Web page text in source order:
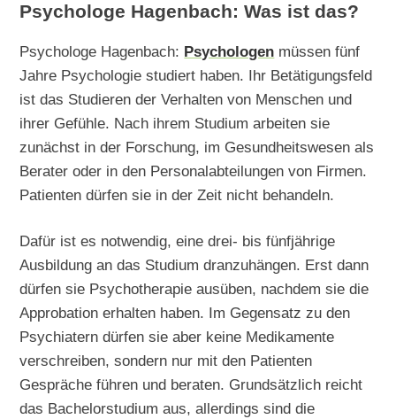
Psychologe Hagenbach: Was ist das?
Psychologe Hagenbach: Psychologen müssen fünf
Jahre Psychologie studiert haben. Ihr Betätigungsfeld
ist das Studieren der Verhalten von Menschen und
ihrer Gefühle. Nach ihrem Studium arbeiten sie
zunächst in der Forschung, im Gesundheitswesen als
Berater oder in den Personalabteilungen von Firmen.
Patienten dürfen sie in der Zeit nicht behandeln.
Dafür ist es notwendig, eine drei- bis fünfjährige
Ausbildung an das Studium dranzuhängen. Erst dann
dürfen sie Psychotherapie ausüben, nachdem sie die
Approbation erhalten haben. Im Gegensatz zu den
Psychiatern dürfen sie aber keine Medikamente
verschreiben, sondern nur mit den Patienten
Gespräche führen und beraten. Grundsätzlich reicht
das Bachelorstudium aus, allerdings sind die